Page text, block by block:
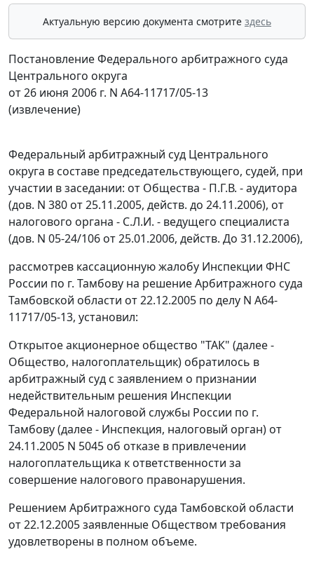
Актуальную версию документа смотрите здесь
Постановление Федерального арбитражного суда
Центрального округа
от 26 июня 2006 г. N А64-11717/05-13
(извлечение)
Федеральный арбитражный суд Центрального
округа в составе председательствующего, судей, при
участии в заседании: от Общества - П.Г.В. - аудитора
(дов. N 380 от 25.11.2005, действ. до 24.11.2006), от
налогового органа - С.Л.И. - ведущего специалиста
(дов. N 05-24/106 от 25.01.2006, действ. До 31.12.2006),
рассмотрев кассационную жалобу Инспекции ФНС
России по г. Тамбову на решение Арбитражного суда
Тамбовской области от 22.12.2005 по делу N А64-
11717/05-13, установил:
Открытое акционерное общество "ТАК" (далее -
Общество, налогоплательщик) обратилось в
арбитражный суд с заявлением о признании
недействительным решения Инспекции
Федеральной налоговой службы России по г.
Тамбову (далее - Инспекция, налоговый орган) от
24.11.2005 N 5045 об отказе в привлечении
налогоплательщика к ответственности за
совершение налогового правонарушения.
Решением Арбитражного суда Тамбовской области
от 22.12.2005 заявленные Обществом требования
удовлетворены в полном объеме.